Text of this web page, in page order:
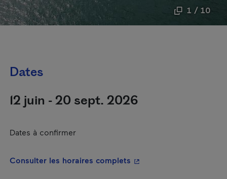
1 / 10
Dates
12 juin - 20 sept. 2026
Dates à confirmer
Consulter les horaires complets - Cet hyperlien